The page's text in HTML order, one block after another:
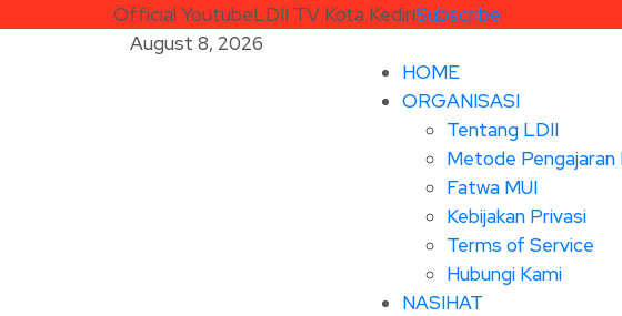
Official YoutubeLDII TV Kota KediriSubscribe
August 8, 2026
HOME
ORGANISASI
Tentang LDII
Metode Pengajaran
Fatwa MUI
Kebijakan Privasi
Terms of Service
Hubungi Kami
NASIHAT